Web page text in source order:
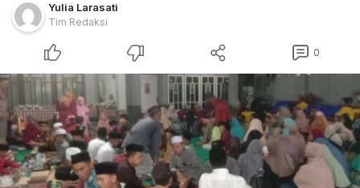
Yulia Larasati
Tim Redaksi
0